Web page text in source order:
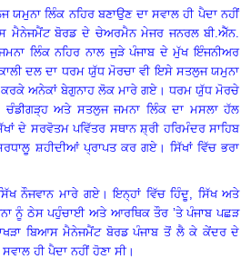
ਯਮੁਨਾ ਲਿੰਕ ਨਹਿਰ ਬਣਾਉਣ ਦਾ ਸਵਾਲ ਹੀ ਪੈਦਾ ਨਹੀਂ
ਮੈਨੇਜਮੈਂਟ ਬੋਰਡ ਦੇ ਚੇਅਰਮੈਨ ਮੇਜਰ ਜਨਰਲ ਬੀ.ਐੱਨ.
ਲਿੰਕ ਨਹਿਰ ਨਾਲ ਜੁੜੇ ਪੰਜਾਬ ਦੇ ਮੁੱਖ ਇੰਜਨੀਅਰ
ਦਲ ਦਾ ਧਰਮ ਯੁੱਧ ਮੋਰਚਾ ਵੀ ਇਸੇ ਸਤਲੁਜ ਯਮੁਨਾ
ਕਰਕੇ ਅਨੇਕਾਂ ਬੇਗੁਨਾਹ ਲੋਕ ਮਾਰੇ ਗਏ । ਧਰਮ ਯੁੱਧ ਮੋਰਚੇ
ਚੰਡੀਗੜ੍ਹ ਅਤੇ ਸਤਲੁਜ ਜਮਨਾ ਲਿੰਕ ਦਾ ਮਸਲਾ ਹੱਲ
ਦੇ ਸਰਵੋਤਮ ਪਵਿੱਤਰ ਸਥਾਨ ਸ਼੍ਰੀ ਹਰਿਮੰਦਰ ਸਾਹਿਬ
ਸ਼ਹੀਦੀਆਂ ਪ੍ਰਾਪਤ ਕਰ ਗਏ। ਸਿੱਖਾਂ ਵਿੱਚ ਭਰਾ
ਨੌਜਵਾਨ ਮਾਰੇ ਗਏ।ਇਨ੍ਹਾਂ ਵਿੱਚ ਹਿੰਦੂ ਸਿੱਖ ਅਤੇ
ਨੂੰ ਠੇਸ ਪਹੁੰਚਾਈ ਅਤੇ ਆਰਥਿਕ ਤੌਰ’ਤੇ ਪੰਜਾਬ ਪਛੜ
ਬਿਆਸ ਮੈਨੇਜਮੈਂਟ ਬੋਰਡ ਪੰਜਾਬ ਤੋਂ ਲੈ ਕੇ ਕੇਂਦਰ ਦੇ
ਸਵਾਲ ਹੀ ਪੈਦਾ ਨਹੀਂ ਹੋਣਾ ਸੀ।